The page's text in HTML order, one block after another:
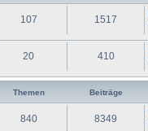
107 1517
20 410
Themen Beiträge
840 8349